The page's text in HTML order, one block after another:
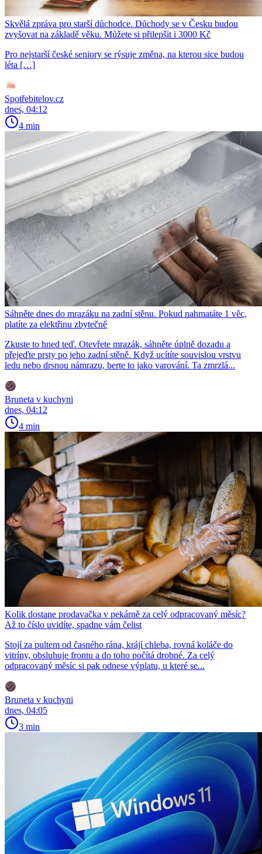
Skvělá zpráva pro starší důchodce. Důchody se v Česku budou
zvyšovat na základě věku. Můžete si přilepšit i 3000 Kč
Pro nejstarší české seniory se rýsuje změna, na kterou sice budou
léta […]
Spotřebitelov.cz
dnes, 04:12
4 min
Sáhněte dnes do mrazáku na zadní stěnu. Pokud nahmatáte 1 věc,
platíte za elektřinu zbytečně
Zkuste to hned teď. Otevřete mrazák, sáhněte úplně dozadu a
přejeďte prsty po jeho zadní stěně. Když ucítíte souvislou vrstvu
ledu nebo drsnou námrazu, berte to jako varování. Ta zmrzlá...
Bruneta v kuchyni
dnes, 04:12
4 min
Kolik dostane prodavačka v pekárně za celý odpracovaný měsíc?
Až to číslo uvidíte, spadne vám čelist
Stojí za pultem od časného rána, krájí chleba, rovná koláče do
vitríny, obsluhuje frontu a do toho počítá drobné. Za celý
odpracovaný měsíc si pak odnese výplatu, u které se...
Bruneta v kuchyni
dnes, 04:05
3 min